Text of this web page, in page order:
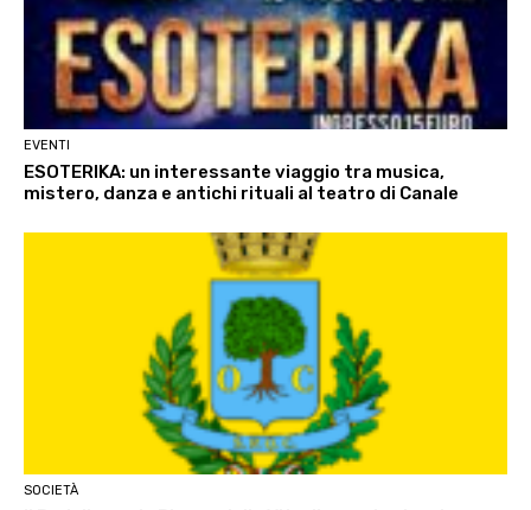
EVENTI
ESOTERIKA: un interessante viaggio tra musica,
mistero, danza e antichi rituali al teatro di Canale
SOCIETÀ